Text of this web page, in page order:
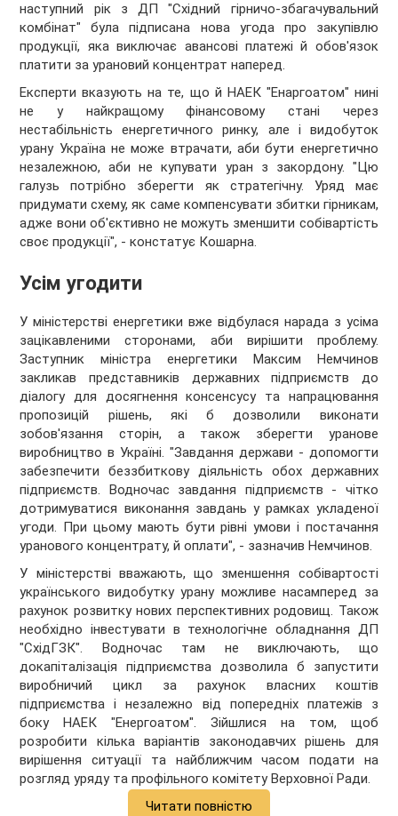
наступний рік з ДП "Східний гірничо-збагачувальний
комбінат" була підписана нова угода про закупівлю
продукції, яка виключає авансові платежі й обов'язок
платити за урановий концентрат наперед.
Експерти вказують на те, що й НАЕК "Енаргоатом" нині
не у найкращому фінансовому стані через
нестабільність енергетичного ринку, але і видобуток
урану Україна не може втрачати, аби бути енергетично
незалежною, аби не купувати уран з закордону. "Цю
галузь потрібно зберегти як стратегічну. Уряд має
придумати схему, як саме компенсувати збитки гірникам,
адже вони об'єктивно не можуть зменшити собівартість
своє продукції", - констатує Кошарна.
Усім угодити
У міністерстві енергетики вже відбулася нарада з усіма
зацікавленими сторонами, аби вирішити проблему.
Заступник міністра енергетики Максим Немчинов
закликав представників державних підприємств до
діалогу для досягнення консенсусу та напрацювання
пропозицій рішень, які б дозволили виконати
зобов'язання сторін, а також зберегти уранове
виробництво в Україні. "Завдання держави - допомогти
забезпечити беззбиткову діяльність обох державних
підприємств. Водночас завдання підприємств - чітко
дотримуватися виконання завдань у рамках укладеної
угоди. При цьому мають бути рівні умови і постачання
уранового концентрату, й оплати", - зазначив Немчинов.
У міністерстві вважають, що зменшення собівартості
українського видобутку урану можливе насамперед за
рахунок розвитку нових перспективних родовищ. Також
необхідно інвестувати в технологічне обладнання ДП
"СхідГЗК". Водночас там не виключають, що
докапіталізація підприємства дозволила б запустити
виробничий цикл за рахунок власних коштів
підприємства і незалежно від попередніх платежів з
боку НАЕК "Енергоатом". Зійшлися на том, щоб
розробити кілька варіантів законодавчих рішень для
вирішення ситуації та найближчим часом подати на
розгляд уряду та профільного комітету Верховної Ради.
Читати повністю